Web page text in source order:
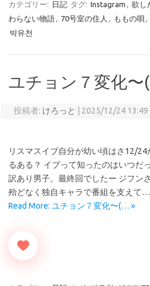
カテゴリー: 日記 タグ: Instagram , 欲し
わらない物語, 70号室の住人 , ももの唄 ,
박유천
ユチョン７変化〜(⁠.⁠
投稿者: けろっと 2025/12/24 13:49
リスマスイブ自分が幼い頃はさ12/
るある？ イブって知ったのはいつだ
訳あり男子。最終回でしたー ジフン
殆どなく独自キャラで番組を支えて…
Read More: ユチョン７変化〜(⁠… »